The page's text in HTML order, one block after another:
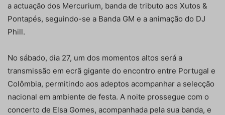
a actuação dos Mercurium, banda de tributo aos Xutos &
Pontapés, seguindo-se a Banda GM e a animação do DJ
Phill.
No sábado, dia 27, um dos momentos altos será a
transmissão em ecrã gigante do encontro entre Portugal e
Colômbia, permitindo aos adeptos acompanhar a selecção
nacional em ambiente de festa. A noite prossegue com o
concerto de Elsa Gomes, acompanhada pela sua banda, e